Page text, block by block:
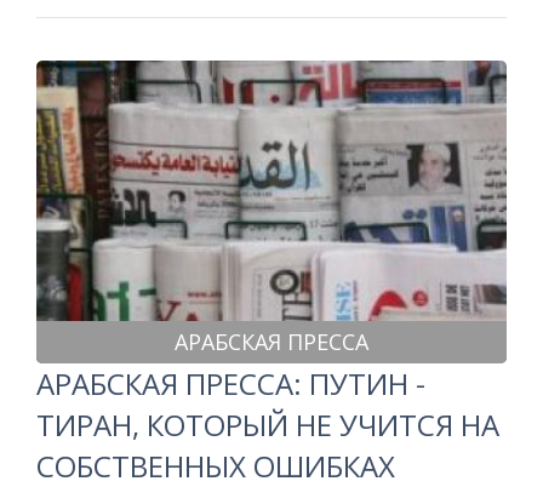
АРАБСКАЯ ПРЕССА
АРАБСКАЯ ПРЕССА: ПУТИН -
ТИРАН, КОТОРЫЙ НЕ УЧИТСЯ НА
СОБСТВЕННЫХ ОШИБКАХ